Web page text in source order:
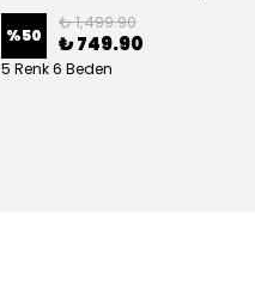
%50
₺ 1,499.90
₺ 749.90
5 Renk 6 Beden